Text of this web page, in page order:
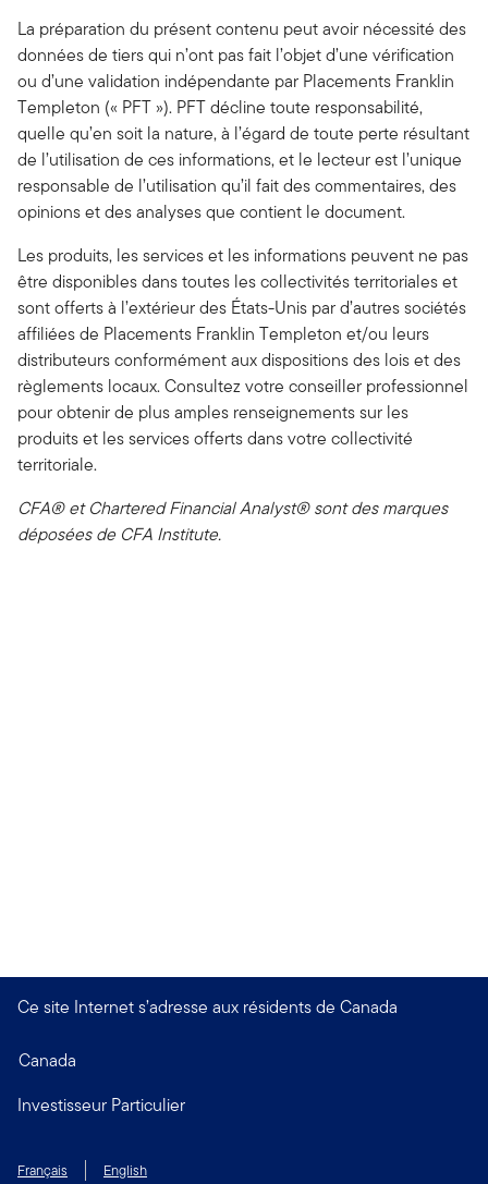
La préparation du présent contenu peut avoir nécessité des
données de tiers qui n’ont pas fait l’objet d’une vérification
ou d’une validation indépendante par Placements Franklin
Templeton (« PFT »). PFT décline toute responsabilité,
quelle qu’en soit la nature, à l’égard de toute perte résultant
de l’utilisation de ces informations, et le lecteur est l’unique
responsable de l’utilisation qu’il fait des commentaires, des
opinions et des analyses que contient le document.
Les produits, les services et les informations peuvent ne pas
être disponibles dans toutes les collectivités territoriales et
sont offerts à l’extérieur des États-Unis par d’autres sociétés
affiliées de Placements Franklin Templeton et/ou leurs
distributeurs conformément aux dispositions des lois et des
règlements locaux. Consultez votre conseiller professionnel
pour obtenir de plus amples renseignements sur les
produits et les services offerts dans votre collectivité
territoriale.
CFA® et Chartered Financial Analyst® sont des marques
déposées de CFA Institute.
Ce site Internet s’adresse aux résidents de Canada
Canada
Investisseur Particulier
Français English